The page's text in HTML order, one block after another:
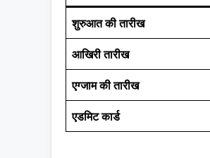
शुरुआत की तारीख
आखिरी तारीख
एग्जाम की तारीख
एडमिट कार्ड